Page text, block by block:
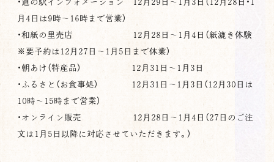
・道の駅インフォメーション 12 月 29 日～ 1 月 3 日（ 12 月28日・1
月4日は9時～ 16 時まで営業）
・和紙の里売店
12 月 28 日～ 1 月4 日（紙漉き体験
※要予約 は 12 月 27 日～ 1 月5 日まで休業）
・朝あけ（特産品）
12 月 31 日～ 1 月3 日
・ふるさと（お食事処）
12 月 31 日～ 1 月 3 日（ 12 月 30 日は
10 時～ 15 時まで営業）
・オンライン販売
12 月 28 日～ 1 月4 日（ 27 日のご注
文は 1 月5 日以降に対応させていただきます。）